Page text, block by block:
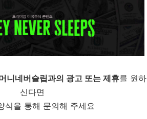
니네버슬립과의 광고 또는 제휴를 원하
신다면
식을 통해 문의해 주세요